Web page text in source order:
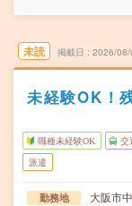
未読 掲載日 2026/08/
未経験OK！
職種未経験OK 交
派遣
勤務地
大阪市